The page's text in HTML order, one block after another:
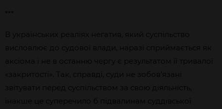
***
В українських реаліях негатив, який суспільство
висловлює до судової влади, наразі сприймається як
аксіома і не в останню чергу є результатом її тривалої
«закритості». Так, справді, суди не зобов’язані
звітувати перед суспільством за свою діяльність,
інакше це суперечило б підвалинам суддівської